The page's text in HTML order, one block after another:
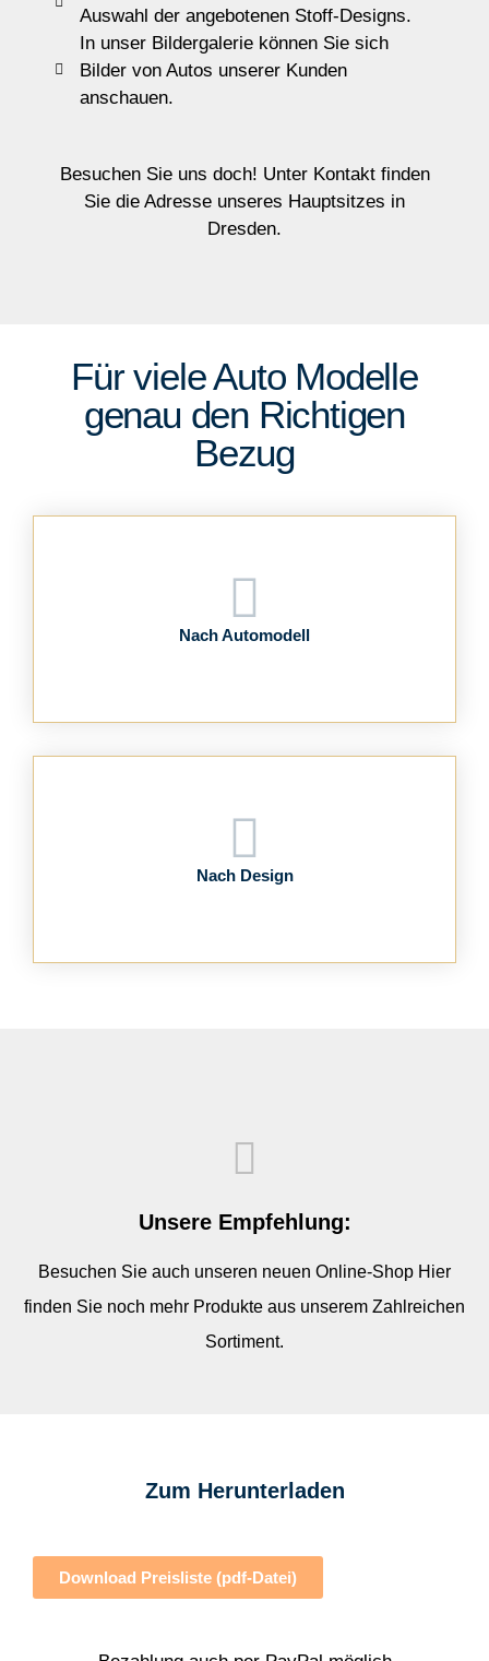
Auswahl der angebotenen Stoff-Designs.
In unser Bildergalerie können Sie sich
Bilder von Autos unserer Kunden
anschauen.
Besuchen Sie uns doch! Unter Kontakt finden
Sie die Adresse unseres Hauptsitzes in
Dresden.
Für viele Auto Modelle
genau den Richtigen
Bezug
Nach Automodell
Nach Design
Unsere Empfehlung:
Besuchen Sie auch unseren neuen Online-Shop Hier
finden Sie noch mehr Produkte aus unserem Zahlreichen
Sortiment.
Zum Herunterladen
Download Preisliste (pdf-Datei)